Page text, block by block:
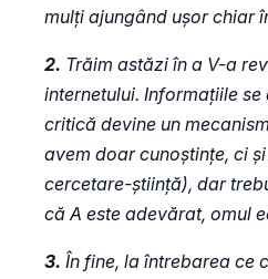
mulți ajungând ușor chiar
2. Trăim astăzi în a V-a
internetului. Informațiile
critică devine un
avem doar cunoștințe, ci
cercetare-știință), dar
că A este adevărat, omul
3. În fine, la întrebarea ce